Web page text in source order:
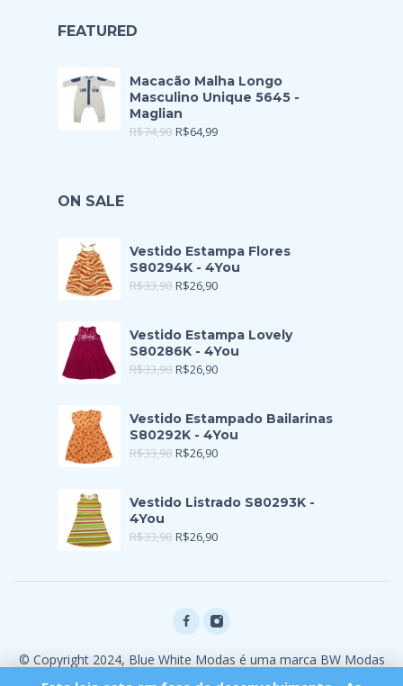
FEATURED
Macacão Malha Longo
Masculino Unique 5645 -
Maglian
R$74,90 R$64,99
ON SALE
Vestido Estampa Flores
S80294K - 4You
R$33,90 R$26,90
Vestido Estampa Lovely
S80286K - 4You
R$33,90 R$26,90
Vestido Estampado Bailarinas
S80292K - 4You
R$33,90 R$26,90
Vestido Listrado S80293K -
4You
R$33,90 R$26,90
© Copyright 2024, Blue White Modas é uma marca BW Modas